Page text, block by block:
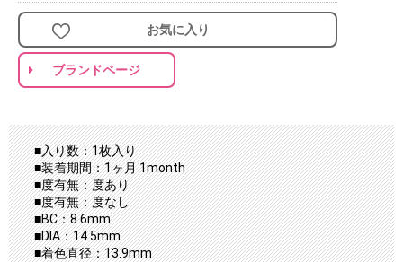
お気に入り
ブランドページ
■入り数：1枚入り
■装着期間：1ヶ月 1month
■度有無：度あり
■度有無：度なし
■BC：8.6mm
■DIA：14.5mm
■着色直径：13.9mm